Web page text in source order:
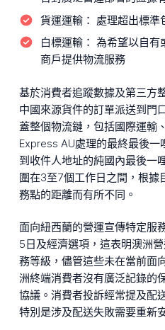
貨運運輸： 處理超出標準
白標運輸： 為希望以自有
商戶提供物流服務
基於消費者追蹤數據及第三方
中國來源貨件的訂單派送到門
蓋整個物流鏈，包括國際運輸
Express AU處理的最終最後
到收件人地址的純國內最後一
圍在3至7個工作日之間，根據
務點的距離而有所不同。
面向紐西蘭的營運宣傳特定服
5日及經濟選項，這表明澳洲
務等級，儘管這些未在當前面
洲終端消費者沒有廣泛記錄的
協議。消費者投訴經常提及配
特別是涉及配送失敗需要重新